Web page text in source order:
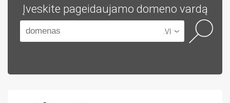
Įveskite pageidaujamo domeno vardą
.VI